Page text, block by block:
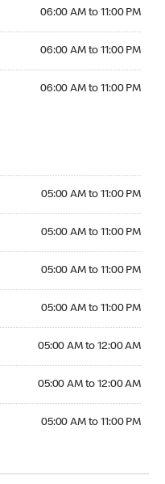
06:00 AM to 11:00 PM
06:00 AM to 11:00 PM
06:00 AM to 11:00 PM
05:00 AM to 11:00 PM
05:00 AM to 11:00 PM
05:00 AM to 11:00 PM
05:00 AM to 11:00 PM
05:00 AM to 12:00 AM
05:00 AM to 12:00 AM
05:00 AM to 11:00 PM